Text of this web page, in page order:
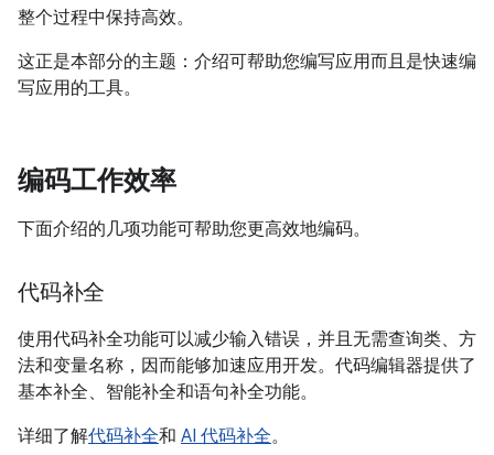
整个过程中保持高效。
这正是本部分的主题：介绍可帮助您编写应用而且是快速编
写应用的工具。
编码工作效率
下面介绍的几项功能可帮助您更高效地编码。
代码补全
使用代码补全功能可以减少输入错误，并且无需查询类、方
法和变量名称，因而能够加速应用开发。代码编辑器提供了
基本补全、智能补全和语句补全功能。
详细了解代码补全和 AI 代码补全。